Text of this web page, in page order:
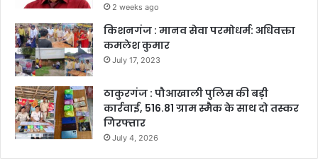
2 weeks ago
किशनगंज : मानव सेवा परमोधर्म: अधिवक्ता
कमलेश कुमार
July 17, 2023
ठाकुरगंज : पौआखाली पुलिस की बड़ी
कार्रवाई, 516.81 ग्राम स्मैक के साथ दो तस्कर
गिरफ्तार
July 4, 2026